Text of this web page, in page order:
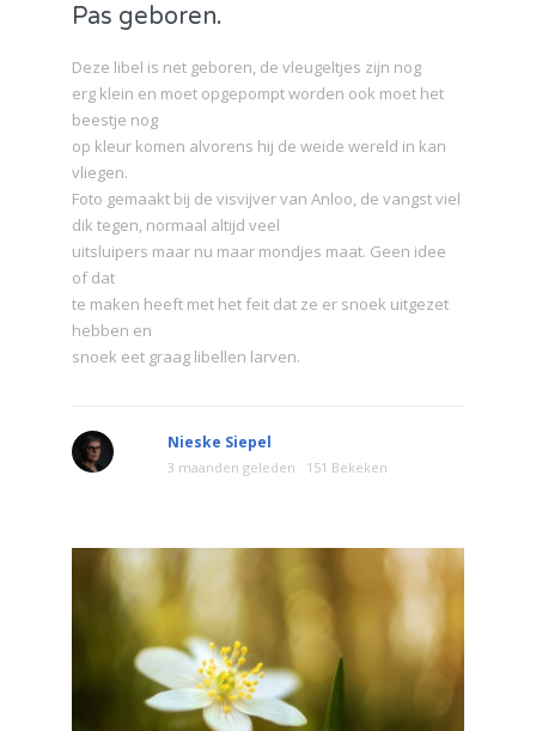
Pas geboren.
Deze libel is net geboren, de vleugeltjes zijn nog
erg klein en moet opgepompt worden ook moet het
beestje nog
op kleur komen alvorens hij de weide wereld in kan
vliegen.
Foto gemaakt bij de visvijver van Anloo, de vangst viel
dik tegen, normaal altijd veel
uitsluipers maar nu maar mondjes maat. Geen idee
of dat
te maken heeft met het feit dat ze er snoek uitgezet
hebben en
snoek eet graag libellen larven.
Nieske Siepel
3 maanden geleden 151 Bekeken